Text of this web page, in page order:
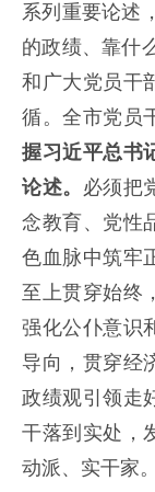
系列重要论述
的政绩、靠什
和广大党员干
循。全市党员
握习近平总书
论述。 必须把
念教育、党性
色血脉中筑牢
至上贯穿始终
强化公仆意识
导向，贯穿经
政绩观引领走
干落到实处，
动派、实干家。